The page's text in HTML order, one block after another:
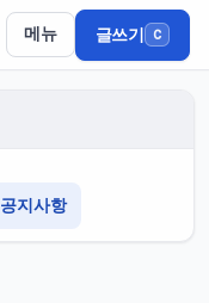
메뉴 글쓰기 C
공지사항